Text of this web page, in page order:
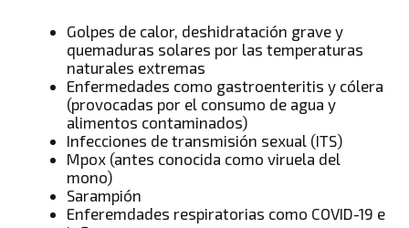
Golpes de calor, deshidratación grave y
quemaduras solares por las temperaturas
naturales extremas
Enfermedades como gastroenteritis y cólera
(provocadas por el consumo de agua y
alimentos contaminados)
Infecciones de transmisión sexual (ITS)
Mpox (antes conocida como viruela del
mono)
Sarampión
Enferemdades respiratorias como COVID-19 e